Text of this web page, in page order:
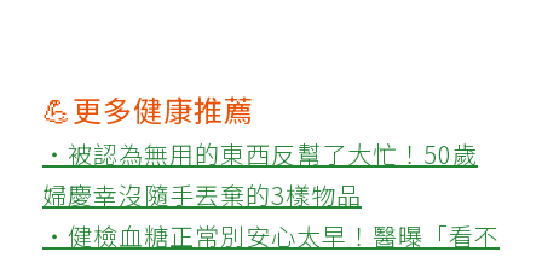
💪更多健康推薦
‧被認為無用的東西反幫了大忙！50歲
婦慶幸沒隨手丟棄的3樣物品
‧健檢血糖正常別安心太早！醫曝「看不